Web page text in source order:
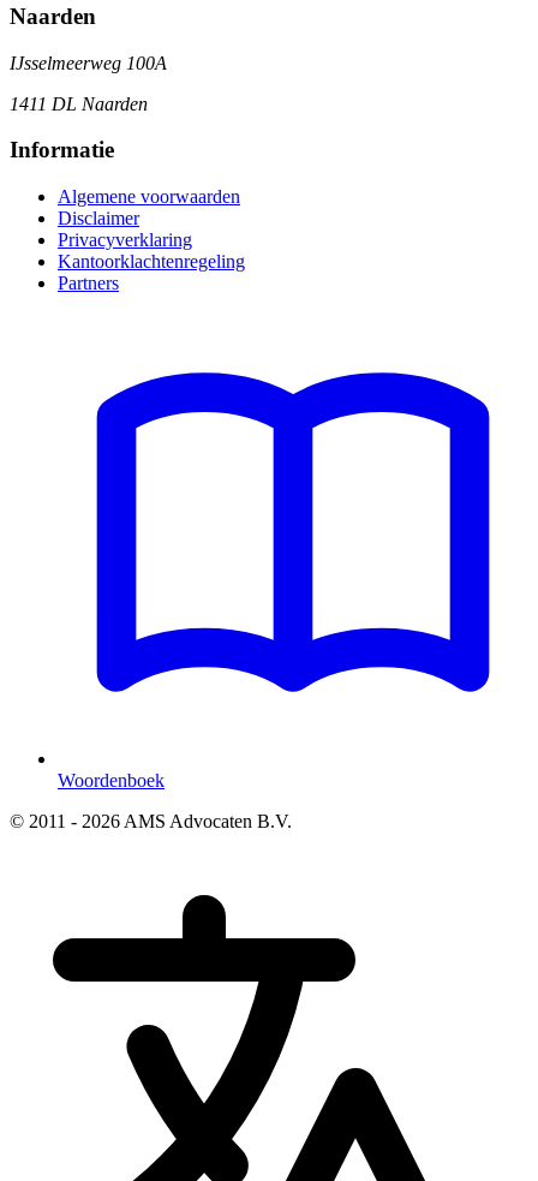
Naarden
IJsselmeerweg 100A
1411 DL Naarden
Informatie
Algemene voorwaarden
Disclaimer
Privacyverklaring
Kantoorklachtenregeling
Partners
Woordenboek
© 2011 - 2026 AMS Advocaten B.V.